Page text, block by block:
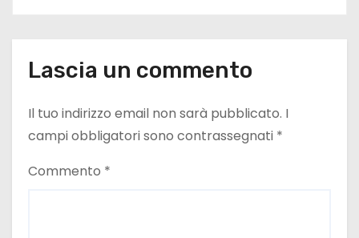
Lascia un commento
Il tuo indirizzo email non sarà pubblicato. I
campi obbligatori sono contrassegnati *
Commento *